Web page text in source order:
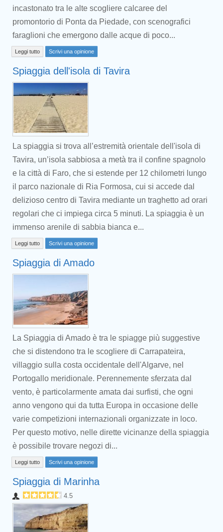
incastonato tra le alte scogliere calcaree del
promontorio di Ponta da Piedade, con scenografici
faraglioni che emergono dalle acque di poco...
Leggi tutto Scrivi una opinione
Spiaggia dell'isola di Tavira
La spiaggia si trova all’estremità orientale dell'isola di
Tavira, un’isola sabbiosa a metà tra il confine spagnolo
e la città di Faro, che si estende per 12 chilometri lungo
il parco nazionale di Ria Formosa, cui si accede dal
delizioso centro di Tavira mediante un traghetto ad orari
regolari che ci impiega circa 5 minuti. La spiaggia è un
immenso arenile di sabbia bianca e...
Leggi tutto Scrivi una opinione
Spiaggia di Amado
La Spiaggia di Amado è tra le spiagge più suggestive
che si distendono tra le scogliere di Carrapateira,
villaggio sulla costa occidentale dell'Algarve, nel
Portogallo meridionale. Perennemente sferzata dal
vento, è particolarmente amata dai surfisti, che ogni
anno vengono qui da tutta Europa in occasione delle
varie competizioni internazionali organizzate in loco.
Per questo motivo, nelle dirette vicinanze della spiaggia
è possibile trovare negozi di...
Leggi tutto Scrivi una opinione
Spiaggia di Marinha
4.5